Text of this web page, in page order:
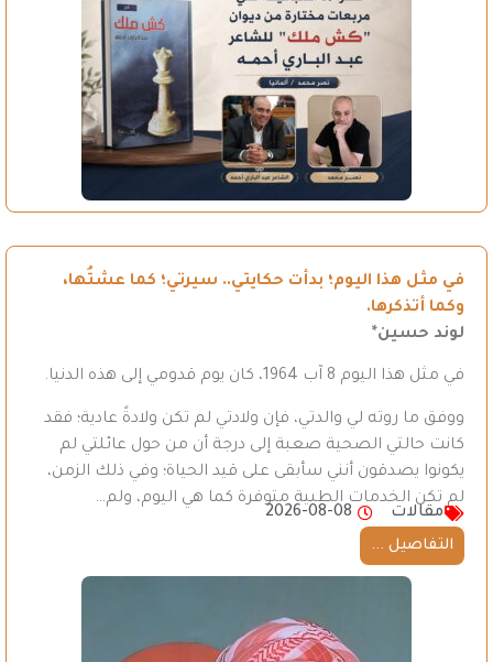
في مثل هذا اليوم؛ بدأت حكايتي.. سيرتي؛ كما عشتُها،
وكما أتذكرها.
لوند حسين*
في مثل هذا اليوم 8 آب 1964، كان يوم قدومي إلى هذه الدنيا.
ووفق ما روته لي والدتي، فإن ولادتي لم تكن ولادةً عادية؛ فقد
كانت حالتي الصحية صعبة إلى درجة أن من حول عائلتي لم
يكونوا يصدقون أنني سأبقى على قيد الحياة؛ وفي ذلك الزمن،
لم تكن الخدمات الطبية متوفرة كما هي اليوم، ولم…
مقالات
2026-08-08
التفاصيل ...